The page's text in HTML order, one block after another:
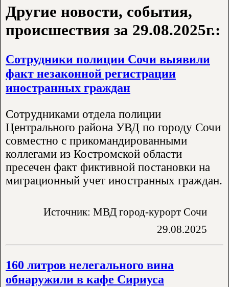
Другие новости, события,
происшествия за 29.08.2025г.:
Сотрудники полиции Сочи выявили
факт незаконной регистрации
иностранных граждан
Сотрудниками отдела полиции
Центрального района УВД по городу Сочи
совместно с прикомандированными
коллегами из Костромской области
пресечен факт фиктивной постановки на
миграционный учет иностранных граждан.
Источник: МВД город-курорт Сочи
29.08.2025
160 литров нелегального вина
обнаружили в кафе Сириуса